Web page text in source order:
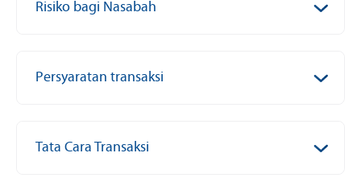
Risiko bagi Nasabah
Persyaratan transaksi
Tata Cara Transaksi